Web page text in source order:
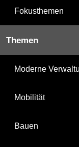
Fokusthemen
Themen
Moderne
Mobilität
Bauen